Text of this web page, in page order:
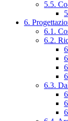
5.5.
6.
6.1.
6.2.
6.3.